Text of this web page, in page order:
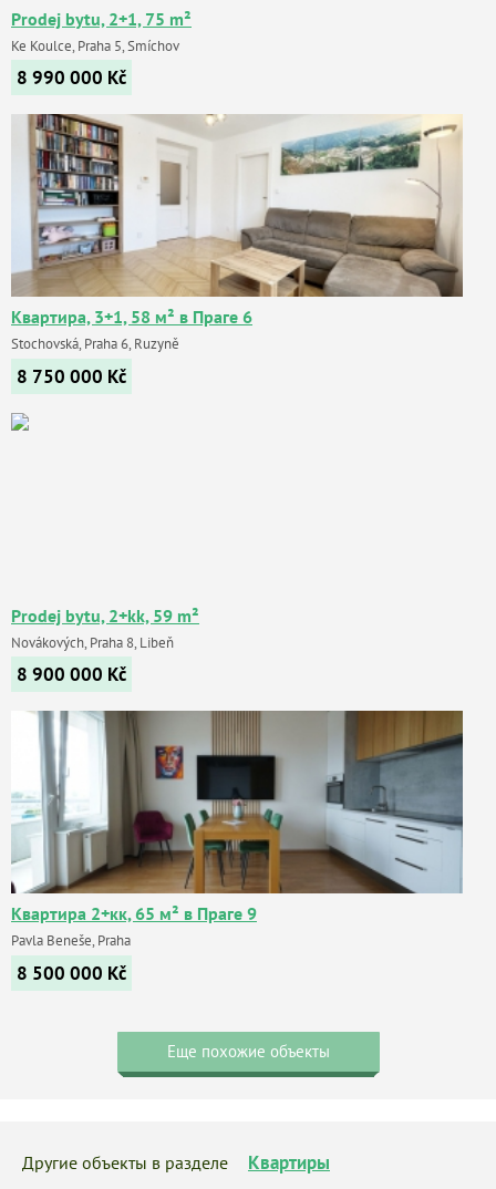
Prodej bytu, 2+1, 75 m²
Ke Koulce, Praha 5, Smíchov
8 990 000 Kč
Квартира, 3+1, 58 м² в Праге 6
Stochovská, Praha 6, Ruzyně
8 750 000 Kč
Prodej bytu, 2+kk, 59 m²
Novákových, Praha 8, Libeň
8 900 000 Kč
Квартира 2+кк, 65 м² в Праге 9
Pavla Beneše, Praha
8 500 000 Kč
Еще похожие объекты
Другие объекты в разделе Квартиры